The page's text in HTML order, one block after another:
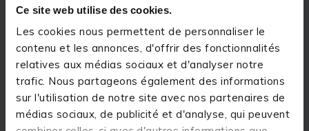
Ce site web utilise des cookies.
Les cookies nous permettent de personnaliser le
contenu et les annonces, d'offrir des fonctionnalités
relatives aux médias sociaux et d'analyser notre
trafic. Nous partageons également des informations
sur l'utilisation de notre site avec nos partenaires de
médias sociaux, de publicité et d'analyse, qui peuvent
Description & détails
Description
Plomb polyvalent pour toutes les pêches en mer.
Pêche en bateau, surf casting. Luminescence
phosphorescente verte pour attirer les poissons de